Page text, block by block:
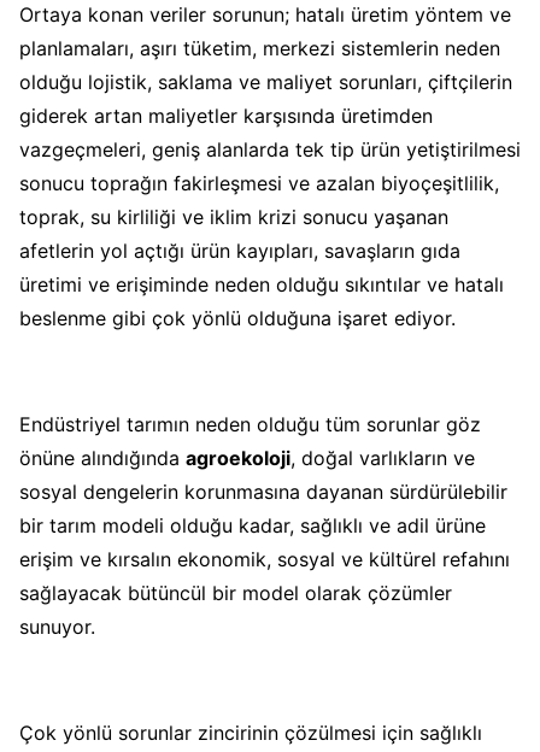
Ortaya konan veriler sorunun; hatalı üretim yöntem ve
planlamaları, aşırı tüketim, merkezi sistemlerin neden
olduğu lojistik, saklama ve maliyet sorunları, çiftçilerin
giderek artan maliyetler karşısında üretimden
vazgeçmeleri, geniş alanlarda tek tip ürün yetiştirilmesi
sonucu toprağın fakirleşmesi ve azalan biyoçeşitlilik,
toprak, su kirliliği ve iklim krizi sonucu yaşanan
afetlerin yol açtığı ürün kayıpları, savaşların gıda
üretimi ve erişiminde neden olduğu sıkıntılar ve hatalı
beslenme gibi çok yönlü olduğuna işaret ediyor.
Endüstriyel tarımın neden olduğu tüm sorunlar göz
önüne alındığında agroekoloji, doğal varlıkların ve
sosyal dengelerin korunmasına dayanan sürdürülebilir
bir tarım modeli olduğu kadar, sağlıklı ve adil ürüne
erişim ve kırsalın ekonomik, sosyal ve kültürel refahını
sağlayacak bütüncül bir model olarak çözümler
sunuyor.
Çok yönlü sorunlar zincirinin çözülmesi için sağlıklı